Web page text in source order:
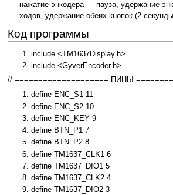
нажатие энкодера — пауза, удержание
ходов, удержание обеих кнопок (2
Код программы
include <TM1637Display.h>
include <GyverEncoder.h>
// ==================== ПИНЫ
define ENC_S1 11
define ENC_S2 10
define ENC_KEY 9
define BTN_P1 7
define BTN_P2 8
define TM1637_CLK1 6
define TM1637_DIO1 5
define TM1637_CLK2 4
define TM1637_DIO2 3